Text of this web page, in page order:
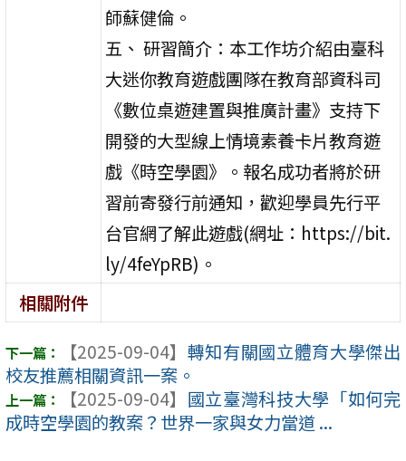
師蘇健倫。
五、 研習簡介：本工作坊介紹由臺科
大迷你教育遊戲團隊在教育部資科司
《數位桌遊建置與推廣計畫》支持下
開發的大型線上情境素養卡片教育遊
戲《時空學園》。報名成功者將於研
習前寄發行前通知，歡迎學員先行平
台官網了解此遊戲(網址：https://bit.
ly/4feYpRB)。
相關附件
【2025-09-04】 轉知有關國立體育大學傑出
校友推薦相關資訊一案。
【2025-09-04】 國立臺灣科技大學「如何完
成時空學園的教案？世界一家與女力當道 ...